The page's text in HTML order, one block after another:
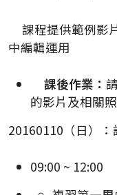
課程提供範例影
中編輯運用
課後作業：
的影片及相關
20160110（日）：
09:00 ~ 12:00